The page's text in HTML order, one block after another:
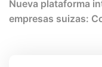
Nueva plataforma
empresas suizas: